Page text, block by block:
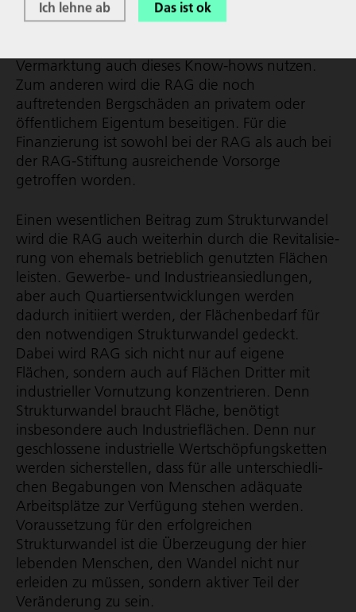
entwickeln ohne sich mit den Hinter­las­sen­
schaften des Bergbaus zu belasten und zugleich
Vermarktung auch dieses Know-hows nutzen.
Zum anderen wird die RAG die noch
auftretenden Bergschäden an privatem oder
öffent­lichem Eigentum beseitigen. Für die
Finanzierung ist sowohl bei der RAG als auch bei
der RAG-Stiftung ausreichende Vorsorge
getroffen worden.
Einen wesentlichen Beitrag zum Strukturwandel
wird die RAG auch weiterhin durch die Revi­ta­li­sie­
rung von ehemals betrieblich genutzten Flächen
leisten. Gewerbe- und Industrie­ansiedlungen,
aber auch Quar­tiers­ent­wick­lungen werden
dadurch initiiert werden, der Flächenbedarf für
den notwendigen Strukturwandel gedeckt.
Dabei wird RAG sich nicht nur auf eigene
Flächen, sondern auch auf Flächen Dritter mit
industrieller Vornutzung konzentrieren. Denn
Strukturwandel braucht Fläche, benötigt
insbesondere auch Industrie­flächen. Denn nur
geschlossene industrielle Wert­schöp­fungs­ketten
werden sicherstellen, dass für alle unter­schied­li­
chen Begabungen von Menschen adäquate
Arbeitsplätze zur Ver­fügung stehen werden.
Voraussetzung für den erfolgreichen
Strukturwandel ist die Über­zeugung der hier
lebenden Menschen, den Wandel nicht nur
erleiden zu müssen, sondern aktiver Teil der
Veränderung zu sein.
Ich lehne ab Das ist ok